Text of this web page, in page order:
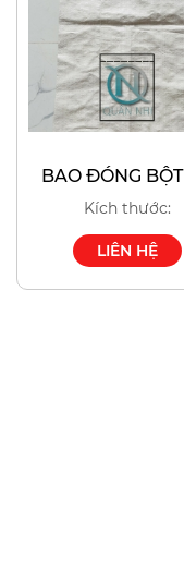
BAO ĐÓNG
Kích thước:
LIÊN HỆ